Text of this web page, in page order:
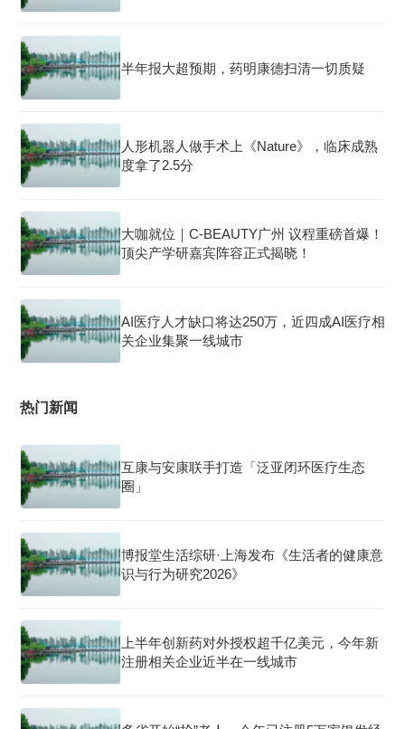
半年报大超预期，药明康德扫清一切质疑
人形机器人做手术上《Nature》，临床成熟
度拿了2.5分
大咖就位｜C-BEAUTY广州 议程重磅首爆！
顶尖产学研嘉宾阵容正式揭晓！
AI医疗人才缺口将达250万，近四成AI医疗相
关企业集聚一线城市
热门新闻
互康与安康联手打造「泛亚闭环医疗生态
圈」
博报堂生活综研·上海发布《生活者的健康意
识与行为研究2026》
上半年创新药对外授权超千亿美元，今年新
注册相关企业近半在一线城市